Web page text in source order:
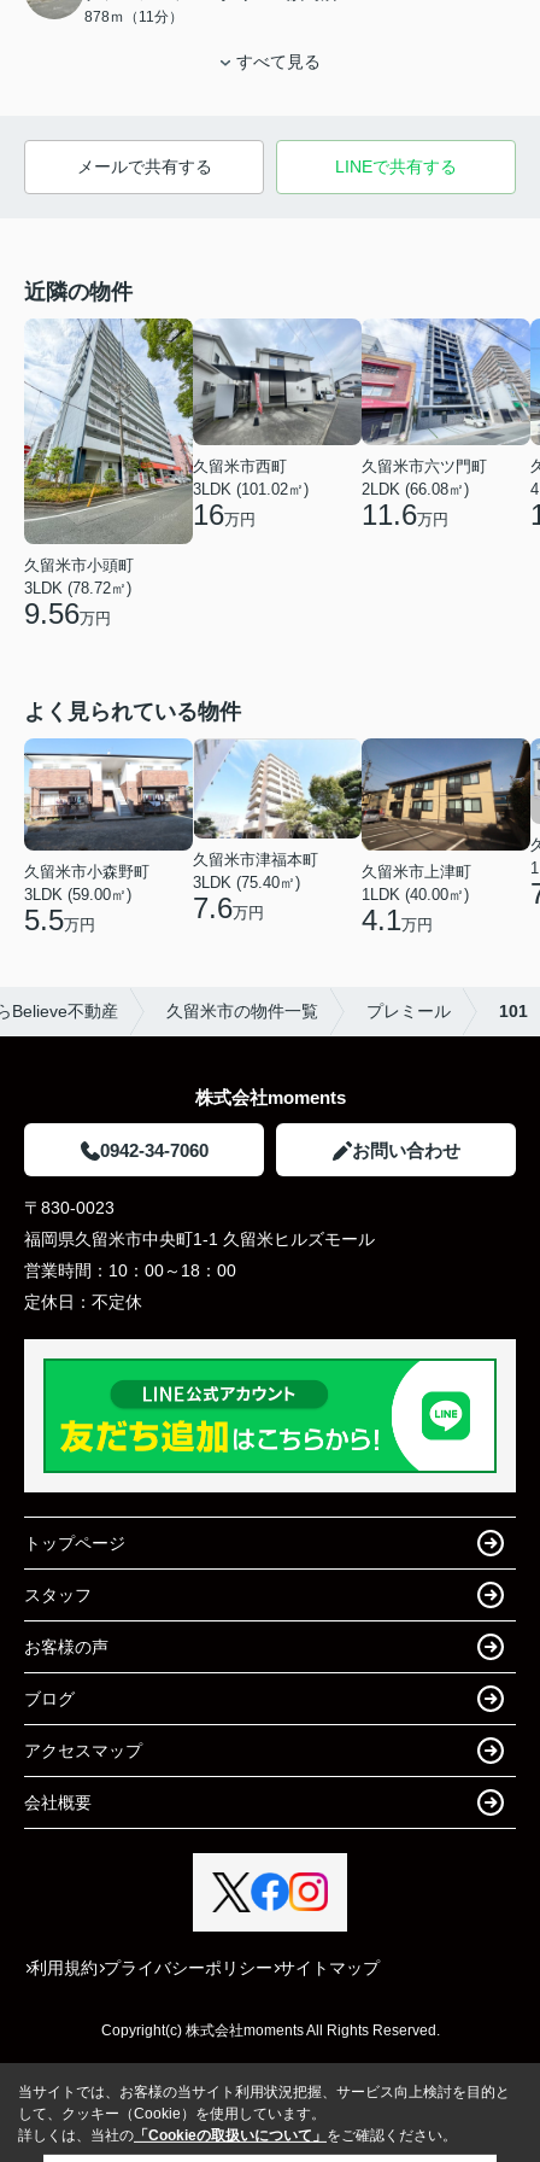
878ｍ（11分）
すべて見る
メールで共有する LINEで共有する
近隣の物件
久留米市小頭町
3LDK (78.72㎡)
9.56万円
久留米市西町
3LDK (101.02㎡)
16万円
久留米市六ツ門町
2LDK (66.08㎡)
11.6万円
よく見られている物件
久留米市小森野町
3LDK (59.00㎡)
5.5万円
久留米市津福本町
3LDK (75.40㎡)
7.6万円
久留米市上津町
1LDK (40.00㎡)
4.1万円
Believe不動産 久留米市の物件一覧 プレミール 101
株式会社moments
0942-34-7060 お問い合わせ
〒830-0023
福岡県久留米市中央町1-1 久留米ヒルズモール
営業時間： 10：00～18：00
定休日： 不定休
トップページ
スタッフ
お客様の声
ブログ
アクセスマップ
会社概要
利用規約 プライバシーポリシー サイトマップ
Copyright(c) 株式会社moments All Rights Reserved.
当サイトでは、お客様の当サイト利用状況把握、サービス向上検討を目的と
して、クッキー（Cookie）を使用しています。
詳しくは、当社の 「Cookieの取扱いについて」 をご確認ください。